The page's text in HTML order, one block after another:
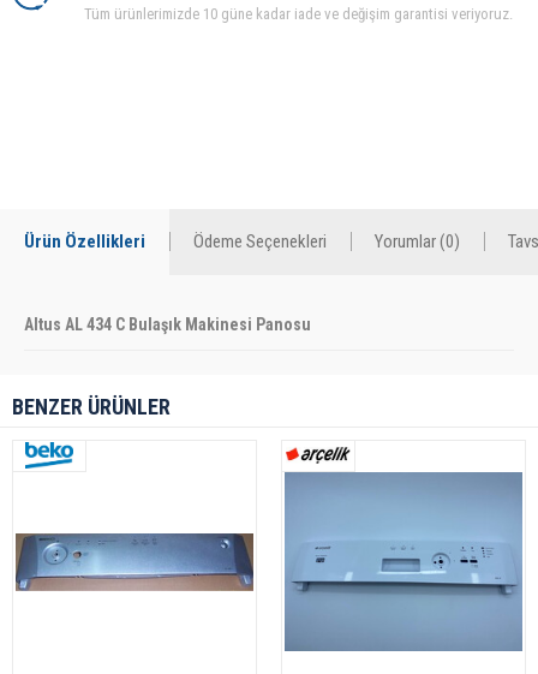
Tüm ürünlerimizde 10 güne kadar iade ve değişim garantisi veriyoruz.
Ürün Özellikleri Ödeme Seçenekleri Yorumlar (0)
Altus AL 434 C Bulaşık Makinesi Panosu
BENZER ÜRÜNLER